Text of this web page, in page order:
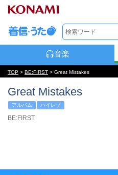
音楽
TOP > BE:FIRST > Great Mistakes
Great Mistakes
アルバム ハイレゾ
BE:FIRST